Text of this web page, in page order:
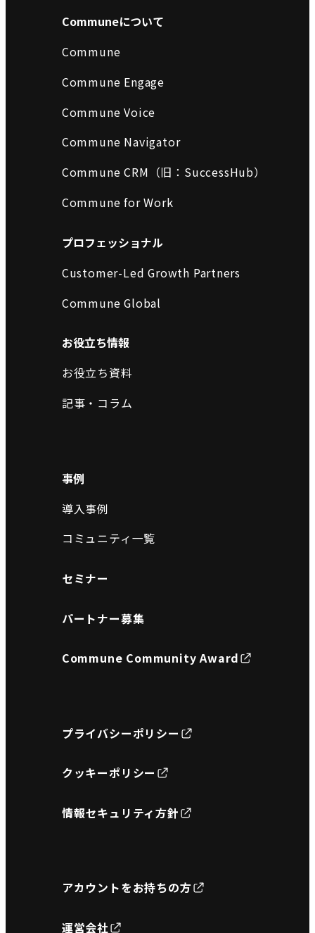
Communeについて
Commune
Commune Engage
Commune Voice
Commune Navigator
Commune CRM（旧：SuccessHub）
Commune for Work
プロフェッショナル
Customer-Led Growth Partners
Commune Global
お役立ち情報
お役立ち資料
記事・コラム
事例
導入事例
コミュニティ一覧
セミナー
パートナー募集
Commune Community Award
プライバシーポリシー
クッキーポリシー
情報セキュリティ方針
アカウントをお持ちの方
運営会社